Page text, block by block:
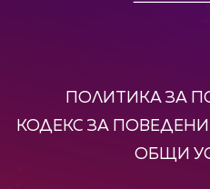
ПОЛИТИКА ЗА
КОДЕКС ЗА
ОБЩИ